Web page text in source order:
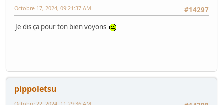
#14297
Octobre 17, 2024, 09:21:37 AM
Je dis ça pour ton bien voyons
pippoletsu
Octobre 22, 2024, 11:29:36 AM